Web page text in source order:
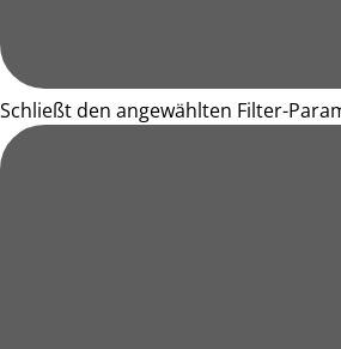
Schließt den angewählten Filter-